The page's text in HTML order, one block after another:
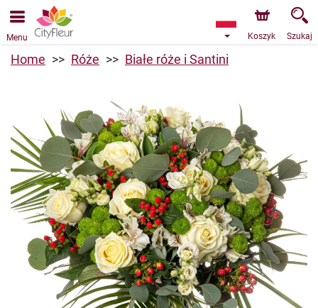
Przyjmujemy zamówienia za pośrednictwem naszego
sklepu internetowego. Najbliższy możliwy termin dostawy
to 07.08.2026 z powodu urlopu.
Menu Koszyk Szukaj
Home Róże Białe róże i Santini